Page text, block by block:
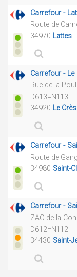
Carrefour -
Route de
34970 Lattes
Carrefour - Le
Rue de la
D613=N113
34920 Le Crès
Carrefour -
Route de
34980 Saint-
Carrefour -
ZAC de la
D612=N112
34430 Saint-